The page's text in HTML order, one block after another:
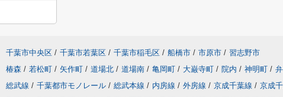
千葉市中央区 / 千葉市若葉区 / 千葉市稲毛区 / 船橋市 / 市原市 / 習志野市
椿森 / 若松町 / 矢作町 / 道場北 / 道場南 / 亀岡町 / 大巌寺町 / 院内 / 神明町 /
総武線 / 千葉都市モノレール / 総武本線 / 内房線 / 外房線 / 京成千葉線 / 京成